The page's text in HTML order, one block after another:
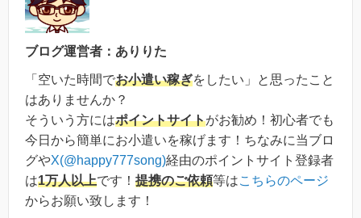
ブログ運営者：ありりた
「空いた時間でお小遣い稼ぎをしたい」と思ったこと
はありませんか？
そういう方にはポイントサイトがお勧め！初心者でも
今日から簡単にお小遣いを稼げます！ちなみに当ブロ
グやX(@happy777song)経由のポイントサイト登録者
は1万人以上です！ 提携のご依頼等はこちらのページ
からお願い致します！